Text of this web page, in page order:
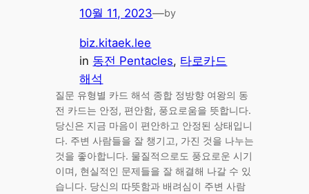
10월 11, 2023—by
biz.kitaek.lee
in 동전 Pentacles, 타로카드
해석
질문 유형별 카드 해석 종합 정방향 여왕의 동
전 카드는 안정, 편안함, 풍요로움을 뜻합니다.
당신은 지금 마음이 편안하고 안정된 상태입니
다. 주변 사람들을 잘 챙기고, 가진 것을 나누는
것을 좋아합니다. 물질적으로도 풍요로운 시기
이며, 현실적인 문제들을 잘 해결해 나갈 수 있
습니다. 당신의 따뜻함과 배려심이 주변 사람